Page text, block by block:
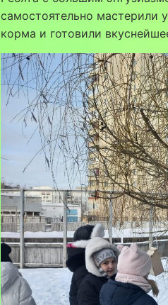
самостоятельно мастерили
корма и готовили